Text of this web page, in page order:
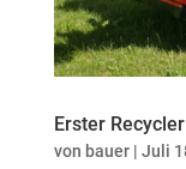
Erster
von bauer| Juli